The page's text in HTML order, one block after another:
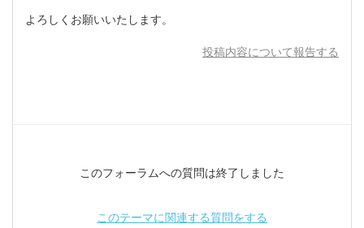
よろしくお願いいたします。
投稿内容について報告する
このフォーラムへの質問は終了しました
このテーマに関連する質問をする